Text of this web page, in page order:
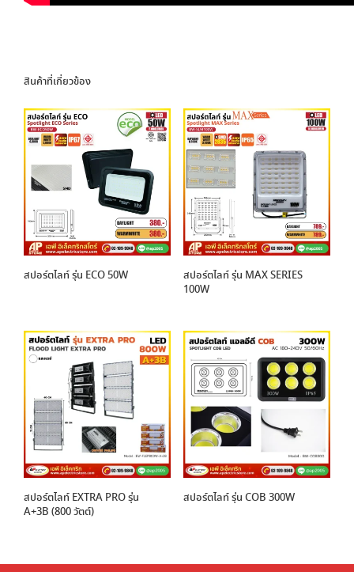
สินค้าที่เกี่ยวข้อง
สปอร์ตไลท์ รุ่น ECO 50W
สปอร์ตไลท์ รุ่น MAX SERIES
100W
สปอร์ตไลท์ EXTRA PRO รุ่น
A+3B (800 วัตต์)
สปอร์ตไลท์ รุ่น COB 300W